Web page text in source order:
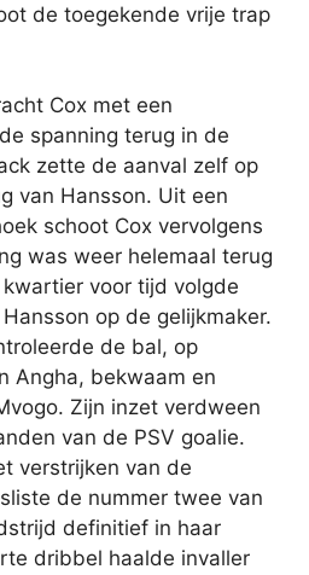
de toegekende vrije trap
Cox met een
spanning terug in de
zette de aanval zelf op
van Hansson. Uit een
schoot Cox vervolgens
was weer helemaal terug
voor tijd volgde
op de gelijkmaker.
de bal, op
Angha, bekwaam en
Zijn inzet verdween
van de PSV goalie.
verstrijken van de
de nummer twee van
definitief in haar
dribbel haalde invaller